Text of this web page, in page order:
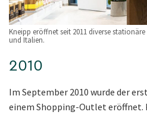
Kneipp eröffnet seit 2011 diverse
und Italien.
2010
Im September 2010 wurde der
einem Shopping-Outlet eröffnet.